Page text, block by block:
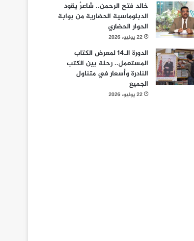
خالد فتح الرحمن.. شاعرٌ يقود
الدبلوماسية الحضارية من بوابة
الحوار الحضاري
22 يوليو، 2026
الدورة الـ14 لمعرض الكتاب
المستعمل.. رحلة بين الكتب
النادرة وأسعار في متناول
الجميع
22 يوليو، 2026